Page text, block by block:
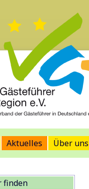
Aktuelles Über uns
finden